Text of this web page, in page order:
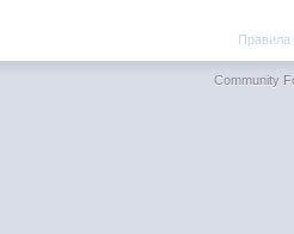
Community